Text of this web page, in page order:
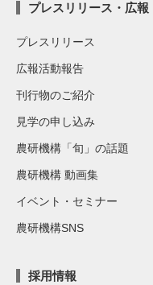
プレスリリース・広報
プレスリリース
広報活動報告
刊行物のご紹介
見学の申し込み
農研機構「旬」の話題
農研機構 動画集
イベント・セミナー
農研機構SNS
採用情報